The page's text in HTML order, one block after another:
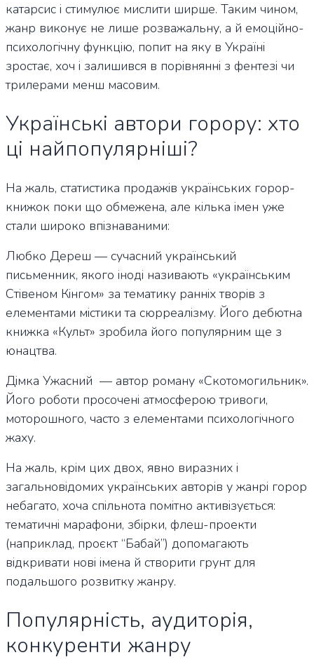
катарсис і стимулює мислити ширше. Таким чином,
жанр виконує не лише розважальну, а й емоційно-
психологічну функцію, попит на яку в Україні
зростає, хоч і залишився в порівнянні з фентезі чи
трилерами менш масовим.
Українські автори горору: хто
ці найпопулярніші?
На жаль, статистика продажів українських горор-
книжок поки що обмежена, але кілька імен уже
стали широко впізнаваними:
Любко Дереш — сучасний український
письменник, якого іноді називають «українським
Стівеном Кінгом» за тематику ранніх творів з
елементами містики та сюрреалізму. Його дебютна
книжка «Культ» зробила його популярним ще з
юнацтва.
Дімка Ужасний — автор роману «Скотомогильник».
Його роботи просочені атмосферою тривоги,
моторошного, часто з елементами психологічного
жаху.
На жаль, крім цих двох, явно виразних і
загальновідомих українських авторів у жанрі горор
небагато, хоча спільнота помітно активізується:
тематичні марафони, збірки, флеш-проекти
(наприклад, проєкт “Бабай”) допомагають
відкривати нові імена й створити грунт для
подальшого розвитку жанру.
Популярність, аудиторія,
конкуренти жанру